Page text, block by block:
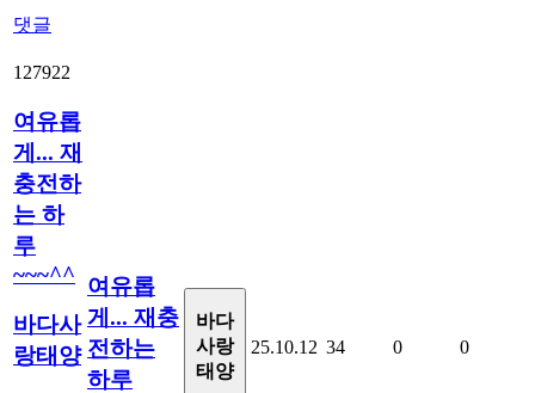
댓글
127922
여유롭
게... 재
충전하
는 하
루
~~~^^
바다사
랑태양
여유롭
게... 재충
전하는
하루
바다
사랑
태양
25.10.12 34 0 0